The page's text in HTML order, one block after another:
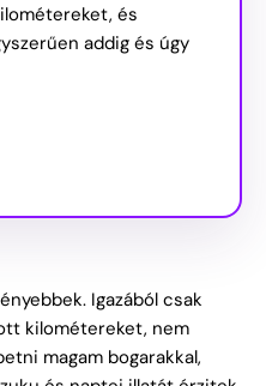
és
addig és úgy
Igazából csak
kilométereket, nem
magam bogarakkal,